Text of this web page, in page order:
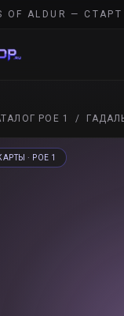
OF ALDUR —
POE 1 /
· POE 1